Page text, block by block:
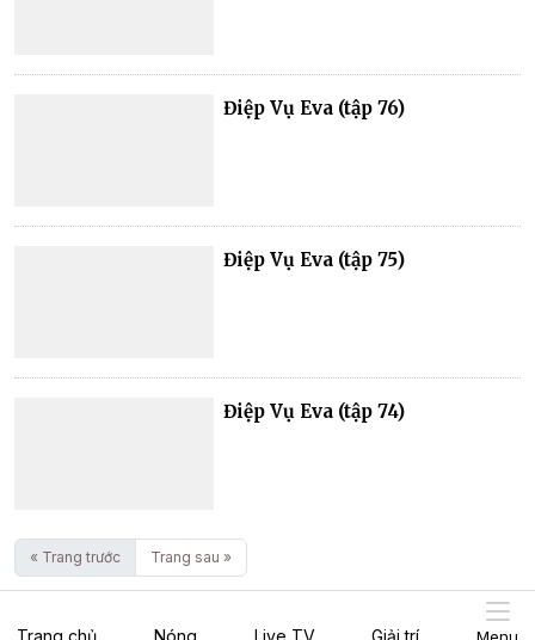
Điệp Vụ Eva (tập 76)
Điệp Vụ Eva (tập 75)
Điệp Vụ Eva (tập 74)
« Trang trước Trang sau »
Trang chủ Nóng Live TV Giải trí Menu